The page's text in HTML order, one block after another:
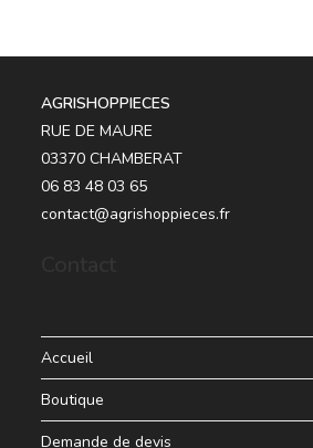
AGRISHOPPIECES
RUE DE MAURE
03370 CHAMBERAT
06 83 48 03 65
contact@agrishoppieces.fr
Accueil
Boutique
Demande de devis